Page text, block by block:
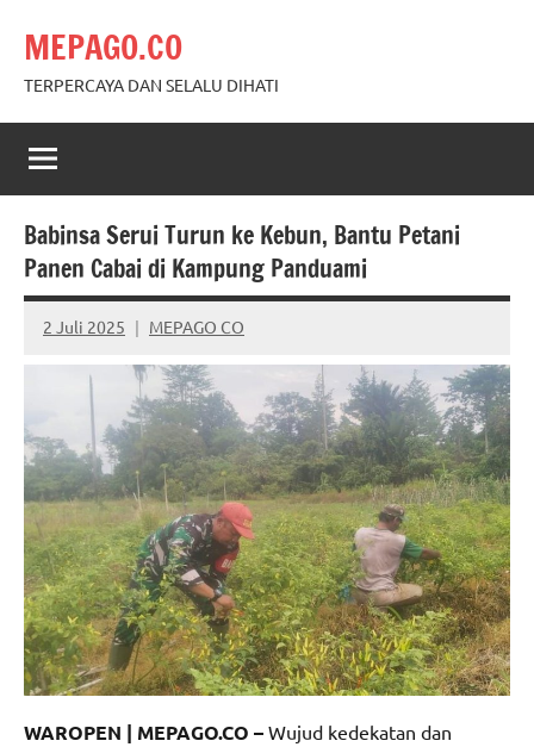
content
MEPAGO.CO
TERPERCAYA DAN SELALU DIHATI
Babinsa Serui Turun ke Kebun, Bantu Petani
Panen Cabai di Kampung Panduami
2 Juli 2025 MEPAGO CO
No
comments
WAROPEN | MEPAGO.CO – Wujud kedekatan dan